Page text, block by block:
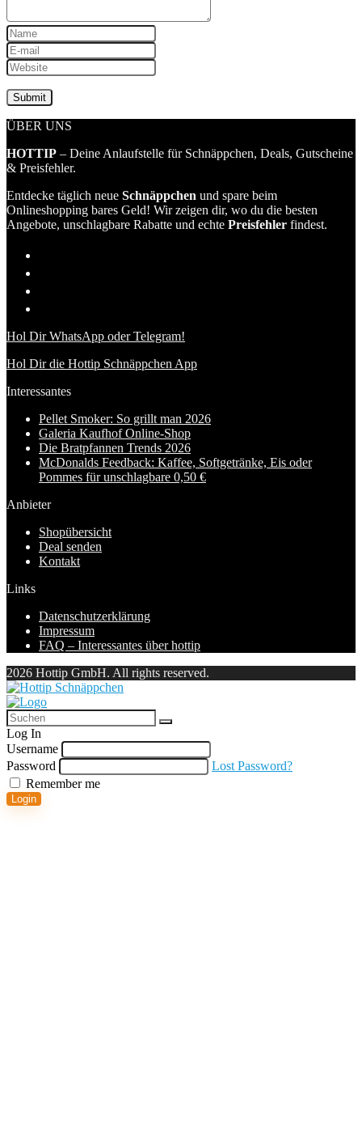
ÜBER UNS
HOTTIP – Deine Anlaufstelle für Schnäppchen, Deals, Gutscheine
& Preisfehler.
Entdecke täglich neue Schnäppchen und spare beim
Onlineshopping bares Geld! Wir zeigen dir, wo du die besten
Angebote, unschlagbare Rabatte und echte Preisfehler findest.
Hol Dir WhatsApp oder Telegram!
Hol Dir die Hottip Schnäppchen App
Interessantes
Pellet Smoker: So grillt man 2026
Galeria Kaufhof Online-Shop
Die Bratpfannen Trends 2026
McDonalds Feedback: Kaffee, Softgetränke, Eis oder
Pommes für unschlagbare 0,50 €
Anbieter
Shopübersicht
Deal senden
Kontakt
Links
Datenschutzerklärung
Impressum
FAQ – Interessantes über hottip
2026 Hottip GmbH. All rights reserved.
Log In
Username
Password
Lost Password?
Remember me
Login